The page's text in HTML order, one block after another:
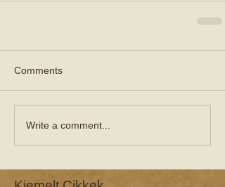
Comments
Write a comment...